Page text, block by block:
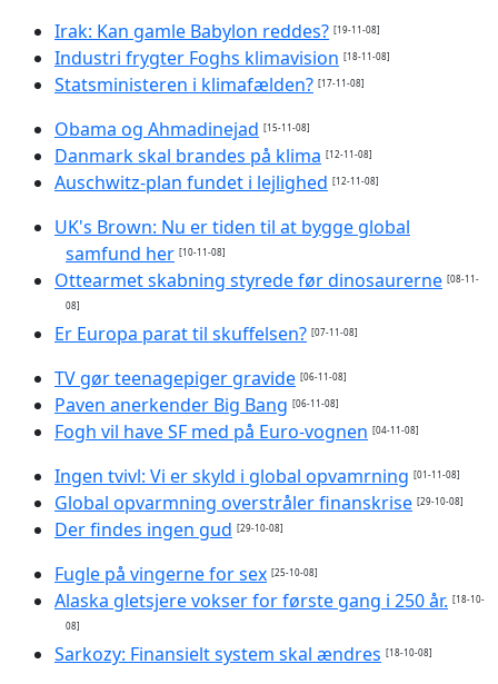
Irak: Kan gamle Babylon reddes? [19-11-08]
Industri frygter Foghs klimavision [18-11-08]
Statsministeren i klimafælden? [17-11-08]
Obama og Ahmadinejad [15-11-08]
Danmark skal brandes på klima [12-11-08]
Auschwitz-plan fundet i lejlighed [12-11-08]
UK's Brown: Nu er tiden til at bygge global
samfund her [10-11-08]
Ottearmet skabning styrede før dinosaurerne [08-11-
08]
Er Europa parat til skuffelsen? [07-11-08]
TV gør teenagepiger gravide [06-11-08]
Paven anerkender Big Bang [06-11-08]
Fogh vil have SF med på Euro-vognen [04-11-08]
Ingen tvivl: Vi er skyld i global opvamrning [01-11-08]
Global opvarmning overstråler finanskrise [29-10-08]
Der findes ingen gud [29-10-08]
Fugle på vingerne for sex [25-10-08]
Alaska gletsjere vokser for første gang i 250 år. [18-10-
08]
Sarkozy: Finansielt system skal ændres [18-10-08]